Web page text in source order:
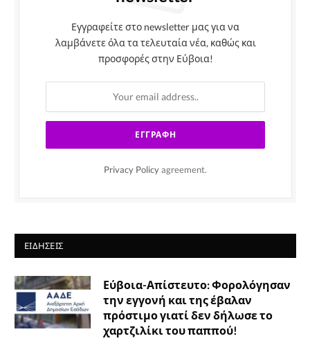
Εγγραφείτε στο newsletter μας για να
λαμβάνετε όλα τα τελευταία νέα, καθώς και
προσφορές στην Εύβοια!
Privacy Policy agreement.
ΕΙΔΉΣΕΙΣ
Εύβοια-Απίστευτο: Φορολόγησαν
την εγγονή και της έβαλαν
πρόστιμο γιατί δεν δήλωσε το
χαρτζιλίκι του παππού!